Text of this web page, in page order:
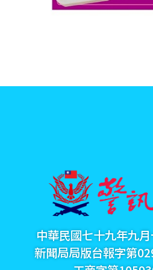
中華民國七十九年九
新聞局局版台報字第
工商字第